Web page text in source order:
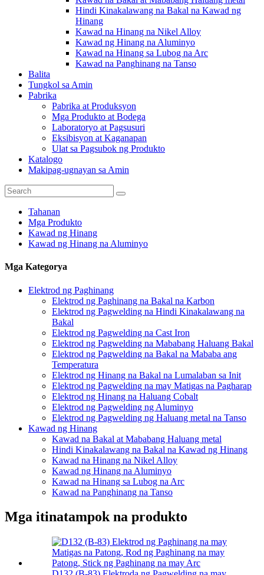
Hindi Kinakalawang na Bakal na Kawad ng
Hinang
Kawad na Hinang na Nikel Alloy
Kawad ng Hinang na Aluminyo
Kawad na Hinang sa Lubog na Arc
Kawad na Panghinang na Tanso
Balita
Tungkol sa Amin
Pabrika
Pabrika at Produksyon
Mga Produkto at Bodega
Laboratoryo at Pagsusuri
Eksibisyon at Kaganapan
Ulat sa Pagsubok ng Produkto
Katalogo
Makipag-ugnayan sa Amin
Tahanan
Mga Produkto
Kawad ng Hinang
Kawad ng Hinang na Aluminyo
Mga Kategorya
Elektrod ng Paghinang
Elektrod ng Paghinang na Bakal na Karbon
Elektrod ng Pagwelding na Hindi Kinakalawang na
Bakal
Elektrod ng Pagwelding na Cast Iron
Elektrod ng Pagwelding na Mababang Haluang Bakal
Elektrod ng Pagwelding na Bakal na Mababa ang
Temperatura
Elektrod ng Hinang na Bakal na Lumalaban sa Init
Elektrod ng Pagwelding na may Matigas na Pagharap
Elektrod ng Hinang na Haluang Cobalt
Elektrod ng Pagwelding ng Aluminyo
Elektrod ng Pagwelding ng Haluang metal na Tanso
Kawad ng Hinang
Kawad na Bakal at Mababang Haluang metal
Hindi Kinakalawang na Bakal na Kawad ng Hinang
Kawad na Hinang na Nikel Alloy
Kawad ng Hinang na Aluminyo
Kawad na Hinang sa Lubog na Arc
Kawad na Panghinang na Tanso
Mga itinatampok na produkto